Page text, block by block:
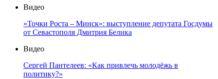
Видео
«Точки Роста – Минск»: выступление депутата Госдумы
от Севастополя Дмитрия Белика
Видео
Сергей Пантелеев: «Как привлечь молодёжь в
политику?»